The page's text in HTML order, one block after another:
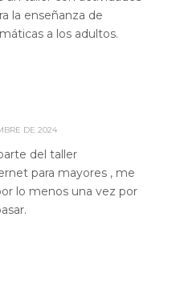
la enseñanza de
a los adultos.
DE 2024
del taller
para mayores , me
lo menos una vez por